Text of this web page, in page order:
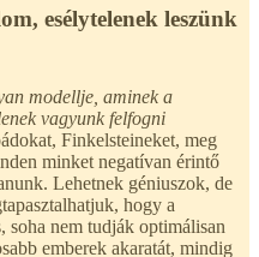
esélytelenek leszünk
modellje, aminek a
vagyunk felfogni
Finkelsteineket, meg
minket negatívan érintő
Lehetnek géniuszok, de
hogy a
soha nem tudják optimálisan
emberek akaratát, mindig